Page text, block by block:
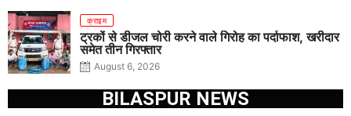
क्राइम
ट्रकों से डीजल चोरी करने वाले गिरोह का पर्दाफाश, खरीदार
समेत तीन गिरफ्तार
August 6, 2026
BILASPUR NEWS